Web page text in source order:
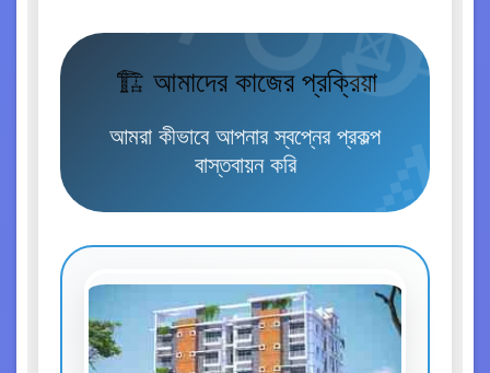
🏗️ আমাদের কাজের প্রক্রিয়া
আমরা কীভাবে আপনার স্বপ্নের প্রকল্প
বাস্তবায়ন করি